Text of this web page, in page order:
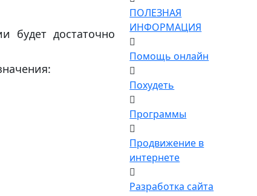
будет достаточно
ПОЛЕЗНАЯ
ИНФОРМАЦИЯ
Помощь онлайн
Похудеть
Программы
Продвижение в
интернете
Разработка сайта